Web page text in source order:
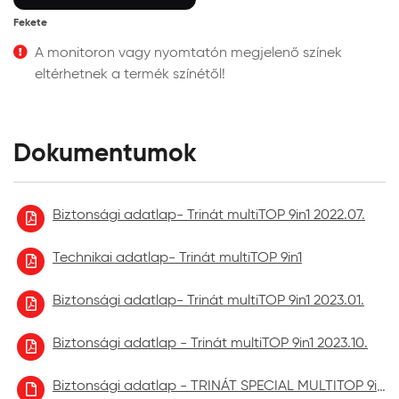
Irányadó beállítások airless
fúvóka:
0,009”-0,011”
nyomás: 180-200 bar
Színezhetőség:
Száradási idő, átvonhatóság:
A száradási idő és az átvonhatóság nagymértékben
függ az alapfelülettől, a páratartalomtól és a
hőmérséklettől. Magasabb páratartalom és
alacsonyabb hőmérséklet esetén a száradási idő
meghosszabbodik. +23 °C levegő- és
aljzathőmérsékletnél, 65% relatív páratartalom mellett kb.
2 óra múlva érintésre száraz, 4 óra múlva átfesthető.
Fekete
A monitoron vagy nyomtatón megjelenő színek
eltérhetnek a termék színétől!
Dokumentumok
Biztonsági adatlap- Trinát multiTOP 9in1 2022.07.
Technikai adatlap- Trinát multiTOP 9in1
Biztonsági adatlap- Trinát multiTOP 9in1 2023.01.
Biztonsági adatlap - Trinát multiTOP 9in1 2023.10.
Biztonsági adatlap - TRINÁT SPECIAL MULTITOP 9in1 aktuális